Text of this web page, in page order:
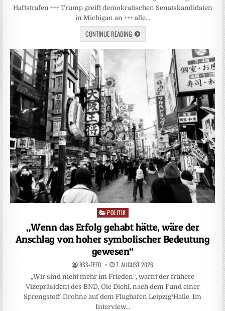
Haftstrafen +++ Trump greift demokratischen Senatskandidaten
in Michigan an +++ alle…
CONTINUE READING
Posted
in
POLITIK
„Wenn das Erfolg gehabt hätte, wäre der
Anschlag von hoher symbolischer Bedeutung
gewesen“
RSS-FEED 7. AUGUST 2026
„Wir sind nicht mehr im Frieden“, warnt der frühere
Vizepräsident des BND, Ole Diehl, nach dem Fund einer
Sprengstoff-Drohne auf dem Flughafen Leipzig/Halle. Im
Interview…